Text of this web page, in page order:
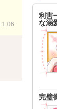
利害
な溺
完璧